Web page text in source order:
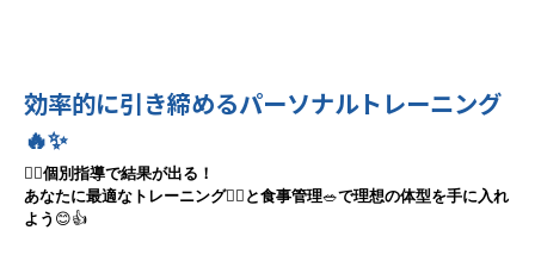
効率的に引き締めるパーソナルトレーニング
🔥✨
🧘‍♀️個別指導で結果が出る！
あなたに最適なトレーニング🏋️‍♂️ と食事管理🥗で理想の体型を手に入れ
よう 😊👍